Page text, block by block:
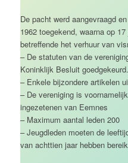
De pacht werd aangevraagd
1962 toegekend, waarna op
betreffende het verhuur van
– De statuten van de
Koninklijk Besluit goedgekeurd.
– Enkele bijzondere artikelen
– De vereniging is
ingezetenen van Eemnes
– Maximum aantal leden 200
– Jeugdleden moeten de
van achttien jaar hebben